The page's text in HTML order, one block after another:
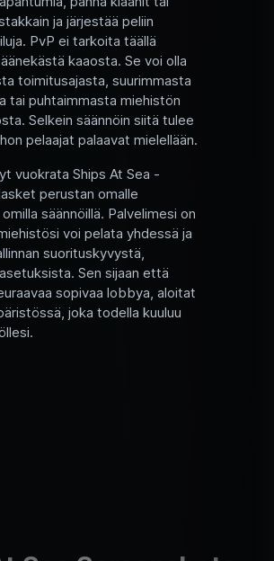
ja järjestää peliin
PvP ei tarkoita täällä
kaaosta. Se voi olla
toimitusajasta, suurimmasta
tai puhtaimmasta miehistön
Selkein säännöin siitä tulee
pelaajat palaavat mielellään.
vuokrata Ships At Sea -
perustan omalle
säännöillä. Palvelimesi on
voi pelata yhdessä ja
suorituskyvystä,
Sen sijaan että
sopivaa lobbya, aloitat
joka todella kuuluu